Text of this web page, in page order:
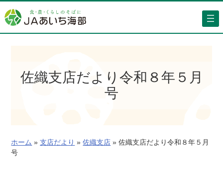
容
を
佐織支店だより令和８年５月
号
ホーム » 支店だより » 佐織支店 » 佐織支店だより令和８年５月
号